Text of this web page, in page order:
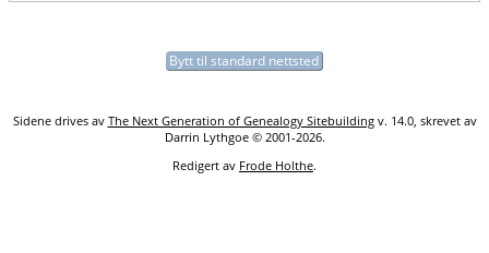
Bytt til standard nettsted
Sidene drives av The Next Generation of Genealogy Sitebuildingv. 14.0, skrevet av
Darrin Lythgoe © 2001-2026.
Redigert av Frode Holthe.